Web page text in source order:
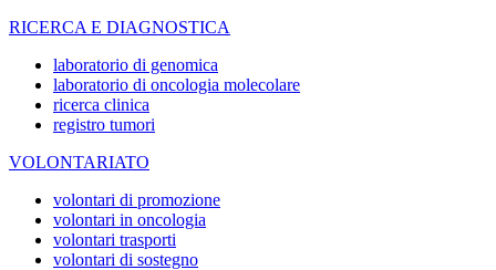
RICERCA E DIAGNOSTICA
laboratorio di genomica
laboratorio di oncologia molecolare
ricerca clinica
registro tumori
VOLONTARIATO
volontari di promozione
volontari in oncologia
volontari trasporti
volontari di sostegno